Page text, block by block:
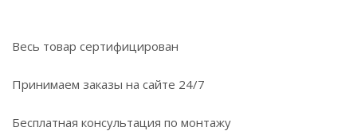
Весь товар сертифицирован
Принимаем заказы на сайте 24/7
Бесплатная консультация по монтажу